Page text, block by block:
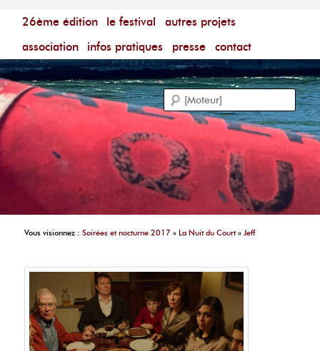
Menu principal
aller au contenu principal
aller au contenu secondaire
26ème édition le festival
autres projets
association
infos pratiques presse contact
Festival du Film Court Francophone – [Un poing c'est
Vous visionnez :Soirées et nocturne 2017 »La Nuit du Court»Jeff